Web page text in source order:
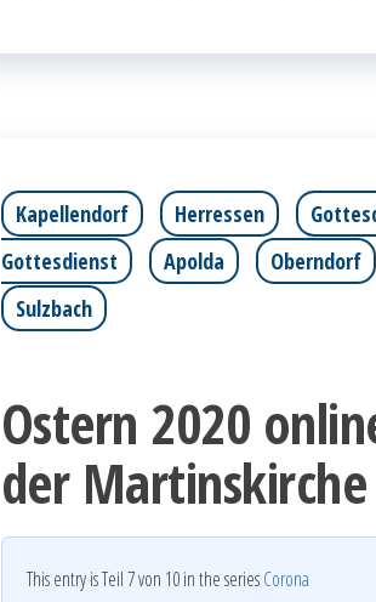
Kapellendorf Herressen
Gottesdienst
Apolda Oberndorf
Sulzbach
Ostern 2020
der
This entry is Teil 7 von 10 in the seriesCorona